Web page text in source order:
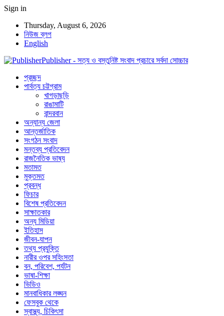
Sign in
Thursday, August 6, 2026
নিউজ ব্লগ
English
Publisher - সত্য ও বস্তুনিষ্ট সংবাদ প্রচারে সর্বদা সোচ্চার
প্রচ্ছদ
পার্বত্য চট্টগ্রাম
খাগড়াছড়ি
রাঙামাটি
বান্দরবান
অন্যান্য জেলা
আন্তর্জাতিক
সংগঠন সংবাদ
মন্তব্য প্রতিবেদন
রাজনৈতিক ভাষ্য
মতামত
মুক্তমত
প্রবন্ধ
ফিচার
বিশেষ প্রতিবেদন
সাক্ষাতকার
অন্য মিডিয়া
ইতিহাস
জীবন-যাপন
তথ্য প্রযুক্তি
নারীর ওপর সহিংসতা
বন, পরিবেশ, পর্যটন
ভাষা-শিক্ষা
ভিডিও
মানবাধিকার লঙ্ঘন
ফেসবুক থেকে
স্বাস্থ্য, চিকিৎসা